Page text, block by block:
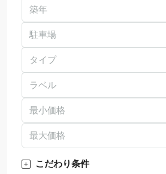
駐車場
タイプ
ラベル
こだわり条件